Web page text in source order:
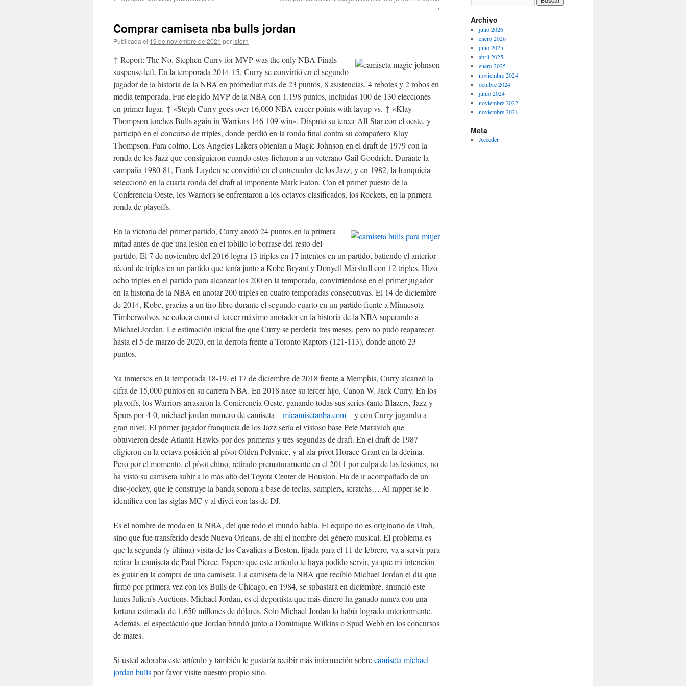
contenido
→
Comprar camiseta nba bulls jordan
Publicada el 19 de noviembre de 2021 poristern
↑ Report: The No. Stephen Curry for MVP was the only NBA Finals
suspense left. En la temporada 2014-15, Curry se convirtió en el segundo
jugador de la historia de la NBA en promediar más de 23 puntos, 8 asistencias, 4 rebotes y 2 robos en
media temporada. Fue elegido MVP de la NBA con 1.198 puntos, incluidas 100 de 130 elecciones
en primer lugar. ↑ «Steph Curry goes over 16,000 NBA career points with layup vs. ↑ «Klay
Thompson torches Bulls again in Warriors 146-109 win». Disputó su tercer All-Star con el oeste, y
participó en el concurso de triples, donde perdió en la ronda final contra su compañero Klay
Thompson. Para colmo, Los Angeles Lakers obtenían a Magic Johnson en el draft de 1979 con la
ronda de los Jazz que consiguieron cuando estos ficharon a un veterano Gail Goodrich. Durante la
campaña 1980-81, Frank Layden se convirtió en el entrenador de los Jazz, y en 1982, la franquicia
seleccionó en la cuarta ronda del draft al imponente Mark Eaton. Con el primer puesto de la
Conferencia Oeste, los Warriors se enfrentaron a los octavos clasificados, los Rockets, en la primera
ronda de playoffs.
En la victoria del primer partido, Curry anotó 24 puntos en la primera
mitad antes de que una lesión en el tobillo lo borrase del resto del
partido. El 7 de noviembre del 2016 logra 13 triples en 17 intentos en un partido, batiendo el anterior
récord de triples en un partido que tenía junto a Kobe Bryant y Donyell Marshall con 12 triples. Hizo
ocho triples en el partido para alcanzar los 200 en la temporada, convirtiéndose en el primer jugador
en la historia de la NBA en anotar 200 triples en cuatro temporadas consecutivas. El 14 de diciembre
de 2014, Kobe, gracias a un tiro libre durante el segundo cuarto en un partido frente a Minnesota
Timberwolves, se coloca como el tercer máximo anotador en la historia de la NBA superando a
Michael Jordan. Le estimación inicial fue que Curry se perdería tres meses, pero no pudo reaparecer
hasta el 5 de marzo de 2020, en la derrota frente a Toronto Raptors (121-113), donde anotó 23
puntos.
Ya inmersos en la temporada 18-19, el 17 de diciembre de 2018 frente a Memphis, Curry alcanzó la
cifra de 15,000 puntos en su carrera NBA. En 2018 nace su tercer hijo, Canon W. Jack Curry. En los
playoffs, los Warriors arrasaron la Conferencia Oeste, ganando todas sus series (ante Blazers, Jazz y
Spurs por 4-0, michael jordan numero de camiseta –micamisetanba.com– y con Curry jugando a
gran nivel. El primer jugador franquicia de los Jazz sería el vistoso base Pete Maravich que
obtuvieron desde Atlanta Hawks por dos primeras y tres segundas de draft. En el draft de 1987
eligieron en la octava posición al pívot Olden Polynice, y al ala-pívot Horace Grant en la décima.
Pero por el momento, el pívot chino, retirado prematuramente en el 2011 por culpa de las lesiones, no
ha visto su camiseta subir a lo más alto del Toyota Center de Houston. Ha de ir acompañado de un
disc-jockey, que le construye la banda sonora a base de teclas, samplers, scratchs… Al rapper se le
identifica con las siglas MC y al diyéi con las de DJ.
Es el nombre de moda en la NBA, del que todo el mundo habla. El equipo no es originario de Utah,
sino que fue transferido desde Nueva Orleans, de ahí el nombre del género musical. El problema es
que la segunda (y última) visita de los Cavaliers a Boston, fijada para el 11 de febrero, va a servir para
retirar la camiseta de Paul Pierce. Espero que este artículo te haya podido servir, ya que mi intención
es guiar en la compra de una camiseta. La camiseta de la NBA que recibió Michael Jordan el día que
firmó por primera vez con los Bulls de Chicago, en 1984, se subastará en diciembre, anunció este
lunes Julien’s Auctions. Michael Jordan, es el deportista que más dinero ha ganado nunca con una
fortuna estimada de 1.650 millones de dólares. Solo Michael Jordan lo había logrado anteriormente.
Además, el espectáculo que Jordan brindó junto a Dominique Wilkins o Spud Webb en los concursos
de mates.
Si usted adoraba este artículo y también le gustaría recibir más información sobrecamiseta michael
jordan bullspor favor visite nuestro propio sitio.
Archivo
julio 2026
enero 2026
julio 2025
abril 2025
enero 2025
noviembre 2024
octubre 2024
junio 2024
noviembre 2022
noviembre 2021
Meta
Acceder